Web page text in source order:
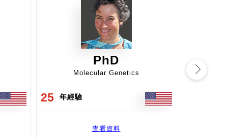
PhD
Microbiology
25 年經驗
查看資料